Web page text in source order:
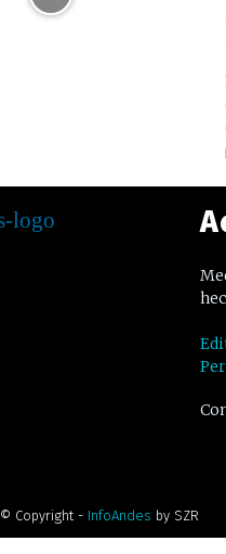
© Copyright - InfoAndes by SZR